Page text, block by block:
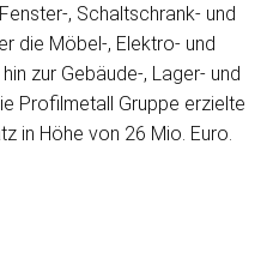
, Schaltschrank- und
die Möbel-, Elektro- und
zur Gebäude-, Lager- und
Profilmetall Gruppe erzielte
in Höhe von 26 Mio. Euro.